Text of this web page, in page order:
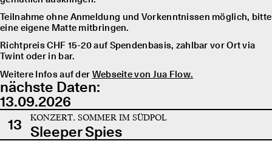
Teilnahme ohne Anmeldung und Vorkenntnissen möglich, bitte
eine eigene Matte mitbringen.
Richtpreis CHF 15-20 auf Spendenbasis, zahlbar vor Ort via
Twint oder in bar.
Weitere Infos auf der Webseite von Jua Flow.
nächste Daten:
13.09.2026
13
KONZERT, SOMMER IM SÜDPOL
Sleeper Spies